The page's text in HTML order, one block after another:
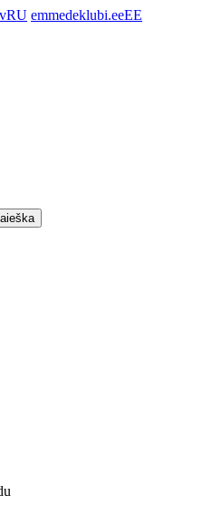
RU emmedeklubi.eeEE